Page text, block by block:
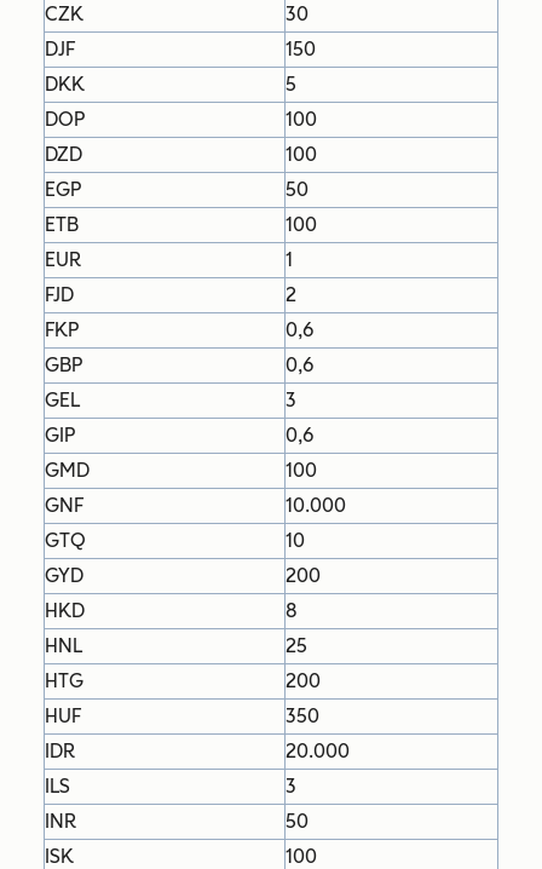
CZK
30
DJF
150
DKK
5
DOP
100
DZD
100
EGP
50
ETB
100
EUR
1
FJD
2
FKP
0,6
GBP
0,6
GEL
3
GIP
0,6
GMD
100
GNF
10.000
GTQ
10
GYD
200
HKD
8
HNL
25
HTG
200
HUF
350
IDR
20.000
ILS
3
INR
50
ISK
100